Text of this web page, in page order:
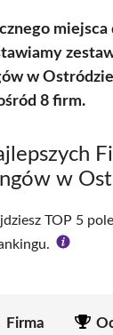
w
8 firm.
w
TOP 5
Firma